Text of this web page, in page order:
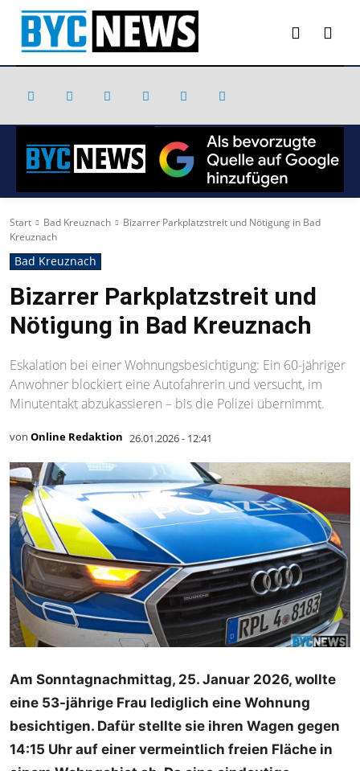
Start Bad Kreuznach
Bizarrer Parkplatzstreit und Nötigung in Bad
Kreuznach
Bad Kreuznach
Bizarrer Parkplatzstreit und
Nötigung in Bad Kreuznach
Eskalation bei einer Wohnungsbesichtigung: Ein 60-jähriger
Anwohner blockiert eine Autofahrerin und versucht, im
Minutentakt abzukassieren – bis die Polizei übernimmt.
von Online Redaktion 26.01.2026 - 12:41
Am Sonntagnachmittag, 25. Januar 2026, wollte
eine 53-jährige Frau lediglich eine Wohnung
besichtigen. Dafür stellte sie ihren Wagen gegen
14:15 Uhr auf einer vermeintlich freien Fläche in